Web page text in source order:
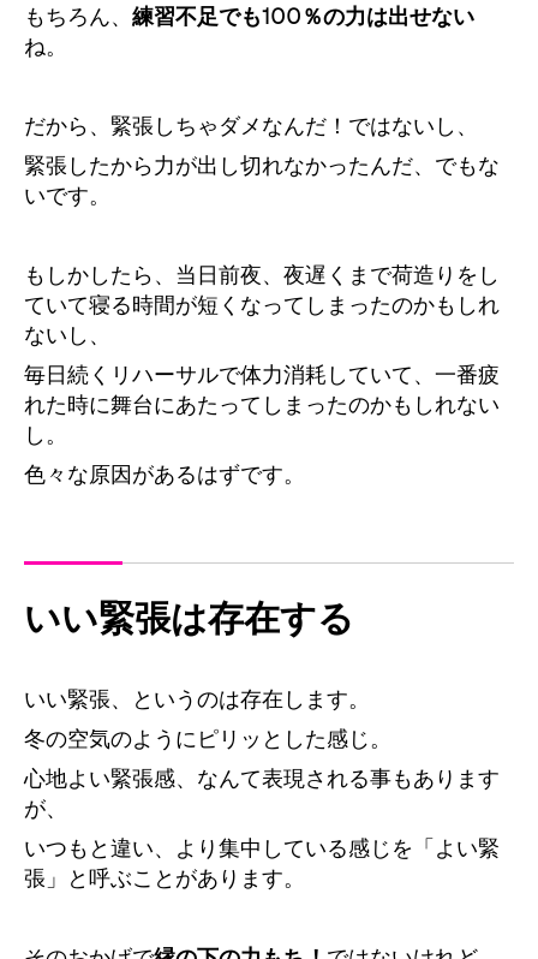
もちろん、 練習不足でも100％の力は出せない
ね。
だから、緊張しちゃダメなんだ！ではないし、
緊張したから力が出し切れなかったんだ、でもな
いです。
もしかしたら、当日前夜、夜遅くまで荷造りをし
ていて寝る時間が短くなってしまったのかもしれ
ないし、
毎日続くリハーサルで体力消耗していて、一番疲
れた時に舞台にあたってしまったのかもしれない
し。
色々な原因があるはずです。
いい緊張は存在する
いい緊張、というのは存在します。
冬の空気のようにピリッとした感じ。
心地よい緊張感、なんて表現される事もあります
が、
いつもと違い、より集中している感じを「よい緊
張」と呼ぶことがあります。